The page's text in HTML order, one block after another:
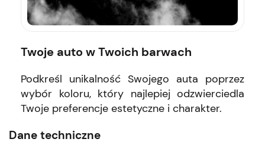
Twoje auto w Twoich barwach
Podkreśl unikalność Swojego auta poprzez
wybór koloru, który najlepiej odzwierciedla
Twoje preferencje estetyczne i charakter.
Dane techniczne